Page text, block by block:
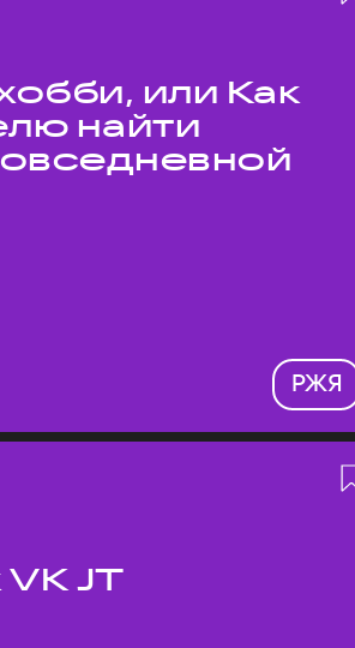
или Как
найти
РЖЯ
JT